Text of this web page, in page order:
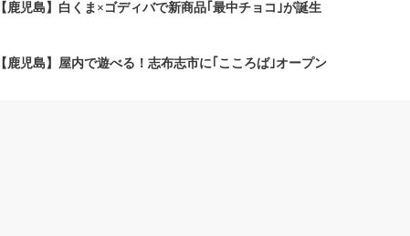
【鹿児島】白くま×ゴディバで新商品｢最中チョコ｣が誕生
【鹿児島】屋内で遊べる！志布志市に｢こころば｣オープン